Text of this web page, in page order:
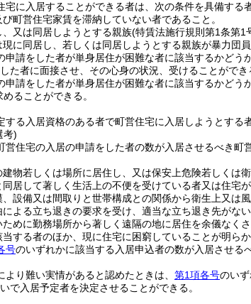
宅に入居することができる者は、次の条件を具備する
町営住宅家賃を滞納していない者であること。
、又は同居しようとする親族(特賃法施行規則第1条第1
に同居し、若しくは同居しようとする親族が暴力団員
申請をした者が単身居住が困難な者に該当するかど
た者に面接させ、その心身の状況、受けることがで
申請をした者が単身居住が困難な者に該当するかど
ることができる。
する入居資格のある者で町営住宅に入居しようとする
考)
営住宅の入居の申請をした者の数が入居させるべき町
建物若しくは場所に居住し、又は保安上危険若しくは
同居して著しく生活上の不便を受けている者又は住宅
、設備又は間取りと世帯構成との関係から衛生上又は
による立ち退きの要求を受け、適当な立ち退き先がな
ために勤務場所から著しく遠隔の地に居住を余儀なく
当する者のほか、現に住宅に困窮していることが明ら
号のいずれかに該当する入居申込者の数が入居させる
より難い実情があると認めたときは、 第1項各号のい
で入居予定者を決定させることができる。